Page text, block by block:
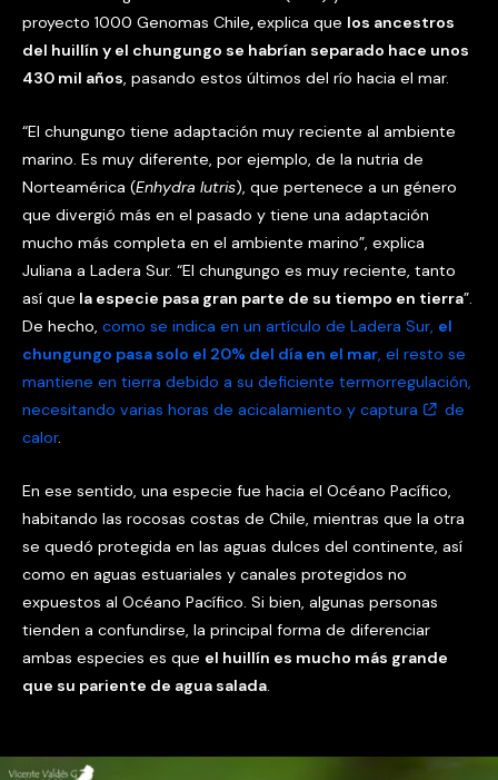
proyecto 1000 Genomas Chile,explica que los ancestros
del huillín y el chungungo se habrían separado hace unos
430 mil años, pasando estos últimos del río hacia el mar.
“El chungungo tiene adaptación muy reciente al ambiente
marino. Es muy diferente, por ejemplo, de la nutria de
Norteamérica (Enhydra lutris), que pertenece a un género
que divergió más en el pasado y tiene una adaptación
mucho más completa en el ambiente marino”, explica
Juliana a Ladera Sur. “El chungungo es muy reciente, tanto
así que la especie pasa gran parte de su tiempo en tierra”.
De hecho, como se indica en un artículo de Ladera Sur, el
chungungo pasa solo el 20% del día en el mar, el resto se
mantiene en tierra debido a su deficiente termorregulación,
necesitando varias horas de acicalamiento y captura
de
calor.
En ese sentido, una especie fue hacia el Océano Pacífico,
habitando las rocosas costas de Chile, mientras que la otra
se quedó protegida en las aguas dulces del continente, así
como en aguas estuariales y canales protegidos no
expuestos al Océano Pacífico. Si bien, algunas personas
tienden a confundirse, la principal forma de diferenciar
ambas especies es que el huillín es mucho más grande
que su pariente de agua salada.